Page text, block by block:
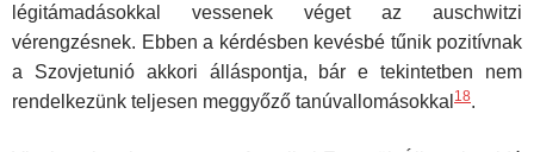
légitámadásokkal vessenek véget az auschwitzi
vérengzésnek. Ebben a kérdésben kevésbé tűnik pozitívnak
a Szovjetunió akkori álláspontja, bár e tekintetben nem
rendelkezünk teljesen meggyőző tanúvallomásokkal 18.